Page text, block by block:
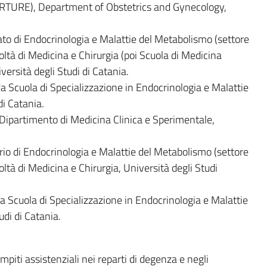
Department of Obstetrics and Gynecology,
di Endocrinologia e Malattie del Metabolismo (settore
di Medicina e Chirurgia (poi Scuola di Medicina
degli Studi di Catania.
di Specializzazione in Endocrinologia e Malattie
Catania.
di Medicina Clinica e Sperimentale,
di Endocrinologia e Malattie del Metabolismo (settore
di Medicina e Chirurgia, Università degli Studi
di Specializzazione in Endocrinologia e Malattie
di Catania.
assistenziali nei reparti di degenza e negli